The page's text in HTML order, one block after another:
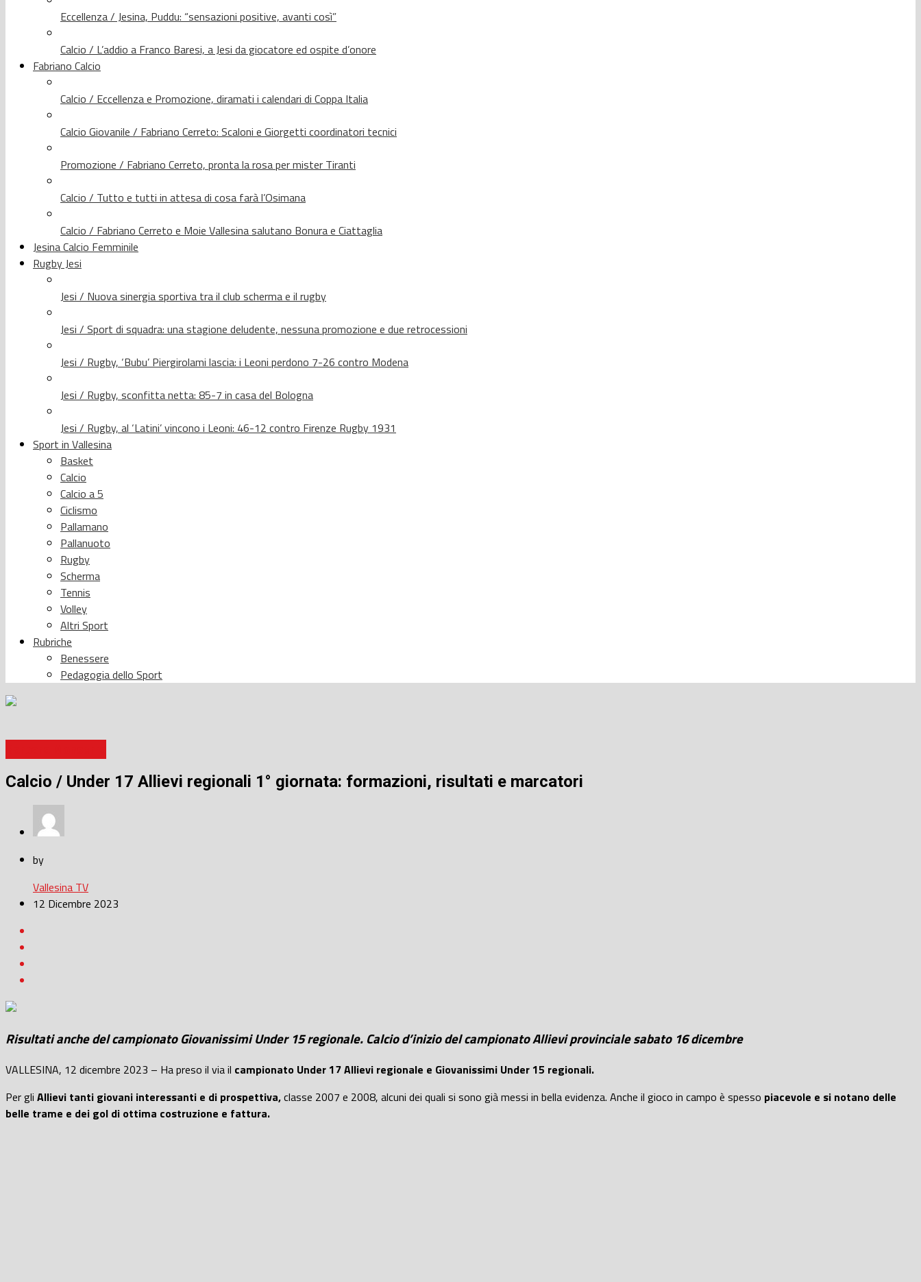
Eccellenza / Jesina, Puddu: “sensazioni positive, avanti così”
Calcio / L’addio a Franco Baresi, a Jesi da giocatore ed ospite d’onore
Fabriano Calcio
Calcio / Eccellenza e Promozione, diramati i calendari di Coppa Italia
Calcio Giovanile / Fabriano Cerreto: Scaloni e Giorgetti coordinatori tecnici
Promozione / Fabriano Cerreto, pronta la rosa per mister Tiranti
Calcio / Tutto e tutti in attesa di cosa farà l’Osimana
Calcio / Fabriano Cerreto e Moie Vallesina salutano Bonura e Ciattaglia
Jesina Calcio Femminile
Rugby Jesi
Jesi / Nuova sinergia sportiva tra il club scherma e il rugby
Jesi / Sport di squadra: una stagione deludente, nessuna promozione e due retrocessioni
Jesi / Rugby, ‘Bubu’ Piergirolami lascia: i Leoni perdono 7-26 contro Modena
Jesi / Rugby, sconfitta netta: 85-7 in casa del Bologna
Jesi / Rugby, al ‘Latini’ vincono i Leoni: 46-12 contro Firenze Rugby 1931
Sport in Vallesina
Basket
Calcio
Calcio a 5
Ciclismo
Pallamano
Pallanuoto
Rugby
Scherma
Tennis
Volley
Altri Sport
Rubriche
Benessere
Pedagogia dello Sport
Calcio / Under 17 Allievi regionali 1° giornata: formazioni, risultati e marcatori
by
Vallesina TV
12 Dicembre 2023
Risultati anche del campionato Giovanissimi Under 15 regionale. Calcio d’inizio del campionato Allievi provinciale sabato 16 dicembre
VALLESINA, 12 dicembre 2023 – Ha preso il via il campionato Under 17 Allievi regionale e Giovanissimi Under 15 regionali.
Per gli Allievi tanti giovani interessanti e di prospettiva,classe 2007 e 2008, alcuni dei quali si sono già messi in bella evidenza. Anche il gioco in campo è spesso piacevole e si notano delle
belle trame e dei gol di ottima costruzione e fattura.